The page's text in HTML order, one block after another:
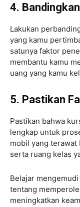
4.
Lakukan
yang kamu
satunya faktor
membantu kamu
uang yang kamu
5. Pastikan
Pastikan bahwa
lengkap untuk
mobil yang terawat
serta ruang kelas
Belajar
tentang
meningkatkan